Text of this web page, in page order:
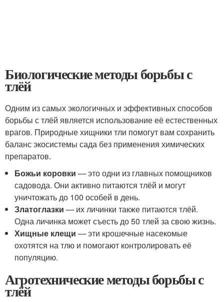
Биологические методы борьбы с
тлёй
Одним из самых экологичных и эффективных способов
борьбы с тлёй является использование её естественных
врагов. Природные хищники тли помогут вам сохранить
баланс экосистемы сада без применения химических
препаратов.
Божьи коровки — это одни из главных помощников
садовода. Они активно питаются тлёй и могут
уничтожать до 100 особей в день.
Златоглазки — их личинки также питаются тлёй.
Одна личинка может съесть до 50 тлей за свою жизнь.
Хищные клещи — эти крошечные насекомые
охотятся на тлю и помогают контролировать её
популяцию.
Агротехнические методы борьбы с
тлёй